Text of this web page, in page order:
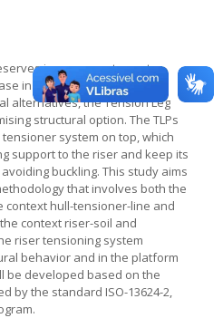
in even greater water
in demand for floating
alternatives, the Tension Leg
structural option. The TLPs
system on top, which
support to the riser and keep its
buckling. This study aims
that involves both the
context hull-tensioner-line and
context riser-soil and
riser tensioning system
behavior and in the platform
be developed based on the
by the standard ISO-13624-2,